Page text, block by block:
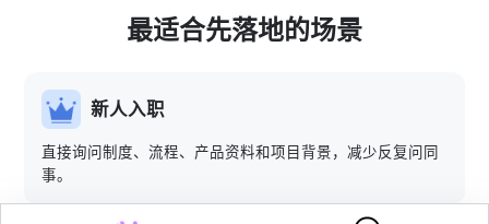
最适合先落地的场景
新人入职
直接询问制度、流程、产品资料和项目背景，减少反复问同
事。